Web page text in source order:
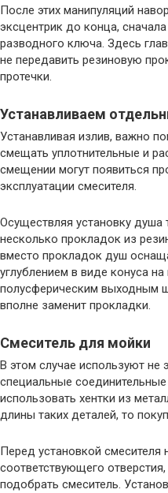
После этих манипуляций
эксцентрик до конца,
разводного ключа. Здесь
не передавить резиновую
протечки.
Устанавливаем
Устанавливая излив, важно
смещать уплотнительные и
смещении могут появиться
эксплуатации смесителя.
Осуществляя установку душа
несколько прокладок из
вместо прокладок душ
углублением в виде конуса
полусферическим выходным
вполне заменит прокладки.
Смеситель для мойки
В этом случае используют не
специальные
использовать хентки из
длины таких деталей, то
Перед установкой смесителя
соответствующего
подобрать смеситель.